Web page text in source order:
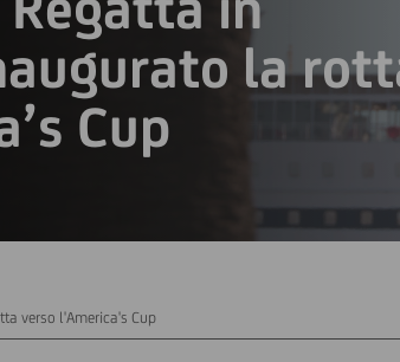
la
Cup
verso l'America's Cup